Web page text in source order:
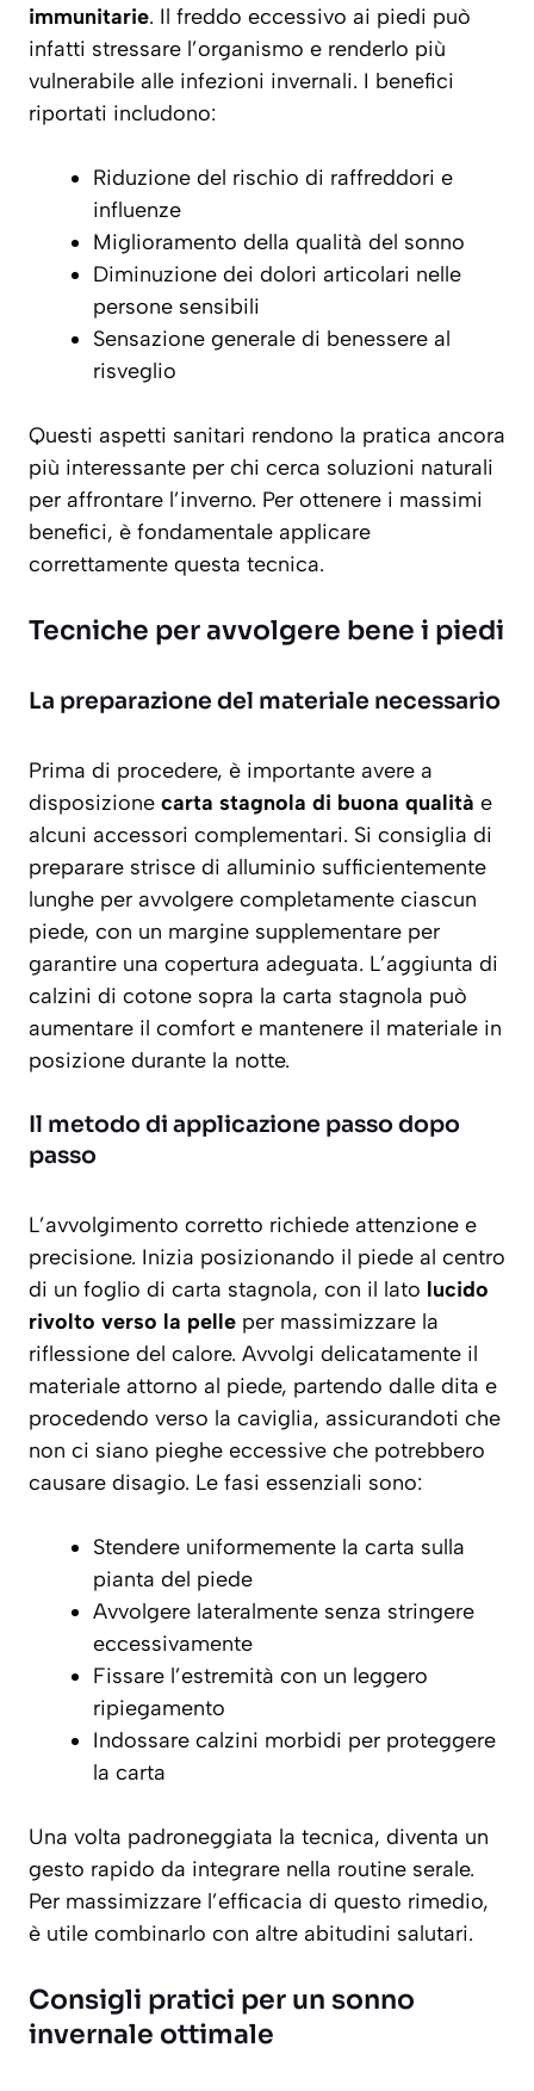
immunitarie. Il freddo eccessivo ai piedi può
infatti stressare l’organismo e renderlo più
vulnerabile alle infezioni invernali. I benefici
riportati includono:
Riduzione del rischio di raffreddori e
influenze
Miglioramento della qualità del sonno
Diminuzione dei dolori articolari nelle
persone sensibili
Sensazione generale di benessere al
risveglio
Questi aspetti sanitari rendono la pratica ancora
più interessante per chi cerca soluzioni naturali
per affrontare l’inverno. Per ottenere i massimi
benefici, è fondamentale applicare
correttamente questa tecnica.
Tecniche per avvolgere bene i piedi
La preparazione del materiale necessario
Prima di procedere, è importante avere a
disposizione carta stagnola di buona qualità e
alcuni accessori complementari. Si consiglia di
preparare strisce di alluminio sufficientemente
lunghe per avvolgere completamente ciascun
piede, con un margine supplementare per
garantire una copertura adeguata. L’aggiunta di
calzini di cotone sopra la carta stagnola può
aumentare il comfort e mantenere il materiale in
posizione durante la notte.
Il metodo di applicazione passo dopo
passo
L’avvolgimento corretto richiede attenzione e
precisione. Inizia posizionando il piede al centro
di un foglio di carta stagnola, con il lato lucido
rivolto verso la pelle per massimizzare la
riflessione del calore. Avvolgi delicatamente il
materiale attorno al piede, partendo dalle dita e
procedendo verso la caviglia, assicurandoti che
non ci siano pieghe eccessive che potrebbero
causare disagio. Le fasi essenziali sono:
Stendere uniformemente la carta sulla
pianta del piede
Avvolgere lateralmente senza stringere
eccessivamente
Fissare l’estremità con un leggero
ripiegamento
Indossare calzini morbidi per proteggere
la carta
Una volta padroneggiata la tecnica, diventa un
gesto rapido da integrare nella routine serale.
Per massimizzare l’efficacia di questo rimedio,
è utile combinarlo con altre abitudini salutari.
Consigli pratici per un sonno
invernale ottimale